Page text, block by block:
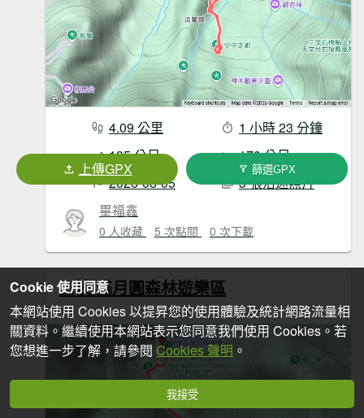
4.09 公里
1 小時 23 分鐘
195 公尺
170 公尺
2026-08-05
3 張沿途照片
畢福鑫
0 人收藏 5 次點閱 0 次下載
三峽 滿月圓森林遊樂區
上傳GPX 篩選GPX
Cookie 使用同意
本網站使用 Cookies 以提昇您的使用體驗及統計網路流量相
關資料。繼續使用本網站表示您同意我們使用 Cookies。若
您想進一步了解，請參閱 Cookies 聲明 。
我接受